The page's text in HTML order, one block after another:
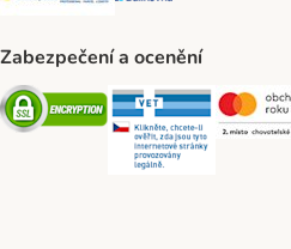
Zabezpečení a ocenění
Security Security